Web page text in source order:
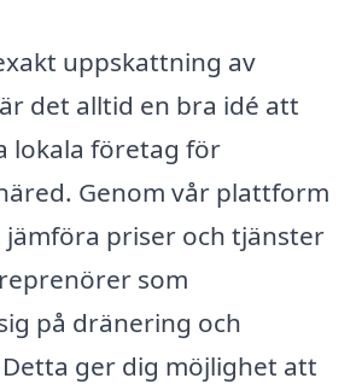
uppskattning av
det alltid en bra idé att
lokala företag för
Genom vår plattform
jämföra priser och tjänster
som
på dränering och
ger dig möjlighet att